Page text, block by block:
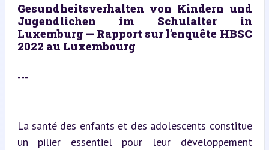
Gesundheitsverhalten von Kindern und
Jugendlichen im Schulalter in
Luxemburg — Rapport sur l’enquête HBSC
2022 au Luxembourg
---
La santé des enfants et des adolescents constitue
un pilier essentiel pour leur développement